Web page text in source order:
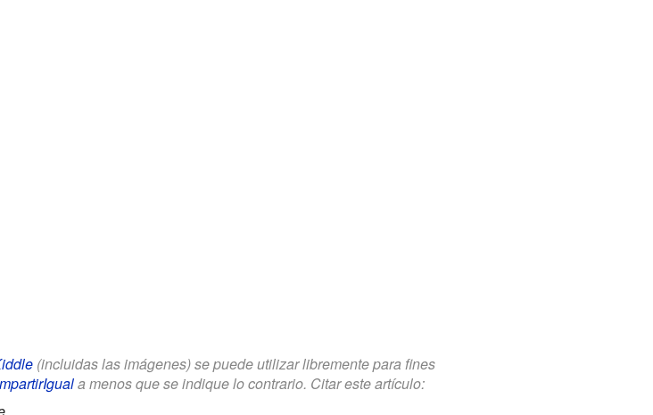
(incluidas las imágenes) se puede utilizar libremente para fines
a menos que se indique lo contrario. Citar este artículo: